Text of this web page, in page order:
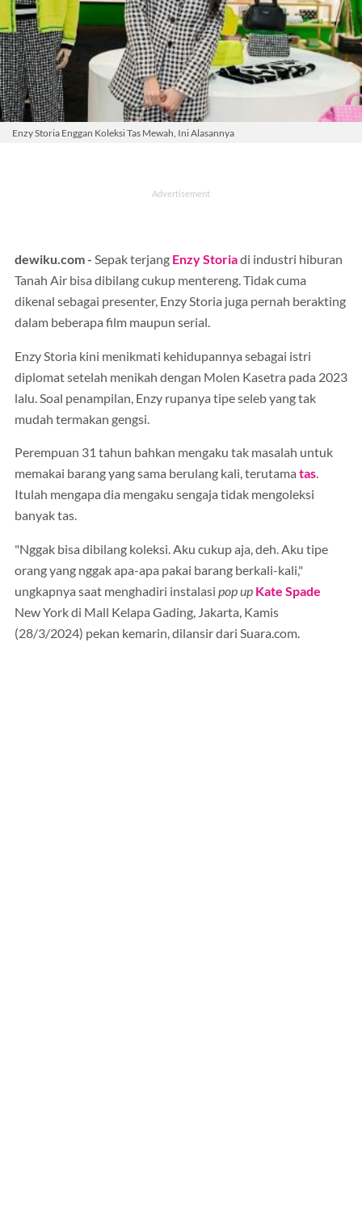
Enzy Storia Enggan Koleksi Tas Mewah, Ini Alasannya
dewiku.com - Sepak terjang Enzy Storiadi industri hiburan
Tanah Air bisa dibilang cukup mentereng. Tidak cuma
dikenal sebagai presenter, Enzy Storia juga pernah berakting
dalam beberapa film maupun serial.
Enzy Storia kini menikmati kehidupannya sebagai istri
diplomat setelah menikah dengan Molen Kasetra pada 2023
lalu. Soal penampilan, Enzy rupanya tipe seleb yang tak
mudah termakan gengsi.
Perempuan 31 tahun bahkan mengaku tak masalah untuk
memakai barang yang sama berulang kali, terutama tas.
Itulah mengapa dia mengaku sengaja tidak mengoleksi
banyak tas.
"Nggak bisa dibilang koleksi. Aku cukup aja, deh. Aku tipe
orang yang nggak apa-apa pakai barang berkali-kali,"
ungkapnya saat menghadiri instalasi pop up Kate Spade
New York di Mall Kelapa Gading, Jakarta, Kamis
(28/3/2024) pekan kemarin, dilansir dari Suara.com.